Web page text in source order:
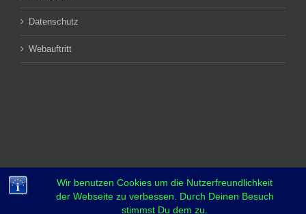
Wir benutzen Cookies um die Nutzerfreundlichkeit
der Webseite zu verbessen. Durch Deinen Besuch
stimmst Du dem zu.
Datenschutz
Webauftritt